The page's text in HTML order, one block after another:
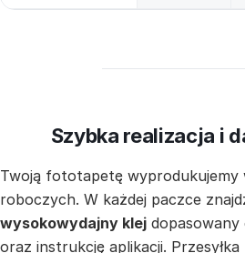
Szybka realizacja i
Twoją fototapetę wyprodukujemy
roboczych. W każdej paczce
wysokowydajny klej dopasowany
oraz instrukcję aplikacji.